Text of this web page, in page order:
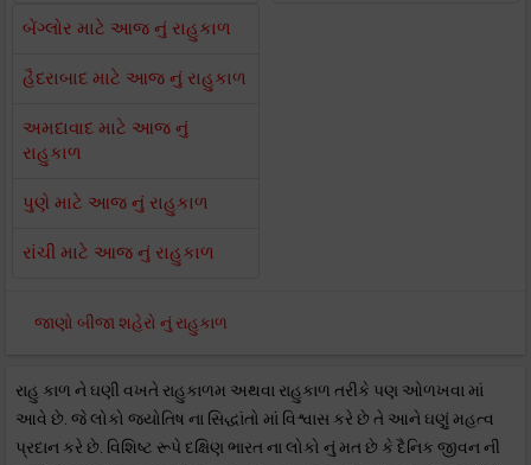
બેંગ્લોર માટે આજ નું રાહુકાળ
હૈદરાબાદ માટે આજ નું રાહુકાળ
અમદાવાદ માટે આજ નું
રાહુકાળ
પુણે માટે આજ નું રાહુકાળ
રાંચી માટે આજ નું રાહુકાળ
જાણો બીજા શહેરો નું રાહુકાળ
રાહુ કાળ ને ઘણી વખતે રાહુકાળમ અથવા રાહુકાળ તરીકે પણ ઓળખવા માં
આવે છે. જે લોકો જ્યોતિષ ના સિદ્ધાંતો માં વિશ્વાસ કરે છે તે આને ઘણું મહત્વ
પ્રદાન કરે છે. વિશિષ્ટ રૂપે દક્ષિણ ભારત ના લોકો નું મત છે કે દૈનિક જીવન ની